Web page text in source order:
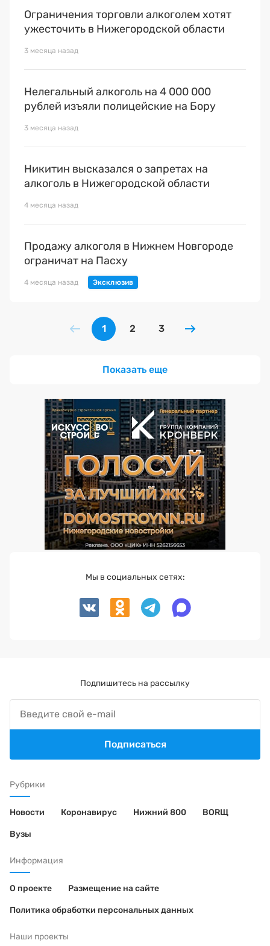
Ограничения торговли алкоголем хотят
ужесточить в Нижегородской области
3 месяца назад
Нелегальный алкоголь на 4 000 000
рублей изъяли полицейские на Бору
3 месяца назад
Никитин высказался о запретах на
алкоголь в Нижегородской области
4 месяца назад
Продажу алкоголя в Нижнем Новгороде
ограничат на Пасху
4 месяца назад
1 2 3
Показать еще
Рубрики
Новости Коронавирус Нижний 800 BORЩ
Вузы
Информация
О проекте Размещение на сайте
Политика обработки персональных данных
Наши проекты
Мы в социальных сетях:
Подпишитесь на рассылку
Подписаться